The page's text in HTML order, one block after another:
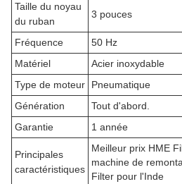
Taille du noyau
du ruban
3 pouces
Fréquence
50 Hz
Matériel
Acier inoxydable
Type de moteur
Pneumatique
Génération
Tout d'abord.
Garantie
1 année
Principales
caractéristiques
Meilleur prix HME
machine de
Filter pour l'Inde